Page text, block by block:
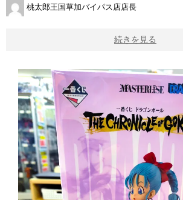
桃太郎王国草加バイパス店店長
続きを見る